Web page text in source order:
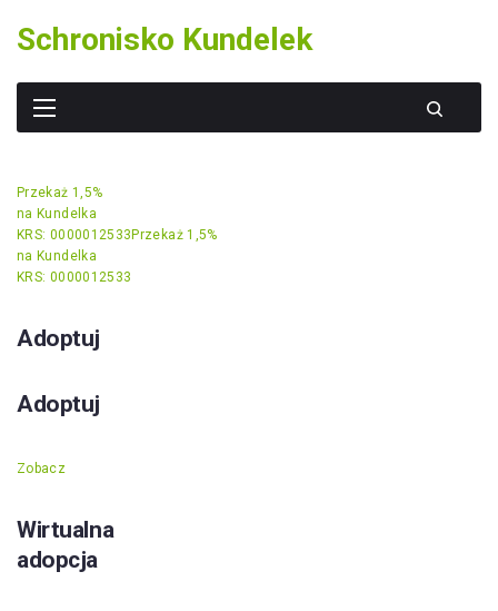
content
Schronisko Kundelek
Przekaż 1,5%
na Kundelka
KRS: 0000012533 Przekaż 1,5%
na Kundelka
KRS: 0000012533
Adoptuj
Adoptuj
Zobacz
Wirtualna
adopcja